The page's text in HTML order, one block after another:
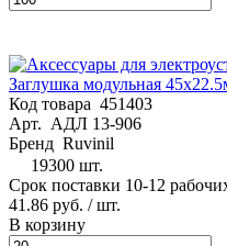
Заглушка модульная
Код товара 451403
Арт. АДЛ 13-906
Бренд Ruvinil
19300 шт.
Срок поставки 10-12
41.86 руб. / шт.
В корзину